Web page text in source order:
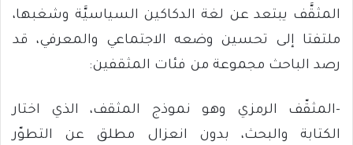
المثقَّف يبتعد عن لغة الدكاكين السياسيَّة وشغبها،
ملتفتا إلى تحسين وضعه الاجتماعي والمعرفي، قد
رصد الباحث مجموعة من فئات المثقفين:
-المثقّف الرمزي وهو نموذج المثقف، الذي اختار
الكتابة والبحث، بدون انعزال مطلق عن التطوّر